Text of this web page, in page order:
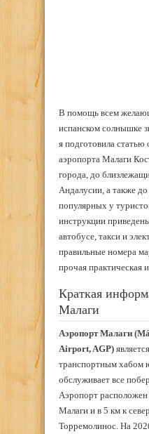
В помощь всем
испанском солнышке
я подготовила статью
аэропорта Малаги
города, до
Андалусии, а также
популярных у
инструкции
автобусе, такси и
правильные номера
прочая практическая
Краткая
Малаги
Аэропорт Малаги
Airport, AGP)
транспортным хабом
обслуживает все
Аэропорт
Малаги и в 5 км к
Торремолинос. На